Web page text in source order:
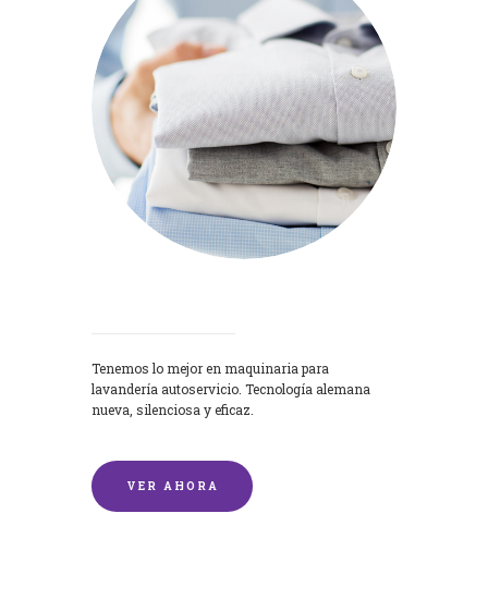
Tenemos lo mejor en maquinaria para
lavandería autoservicio. Tecnología alemana
nueva, silenciosa y eficaz.
VER AHORA